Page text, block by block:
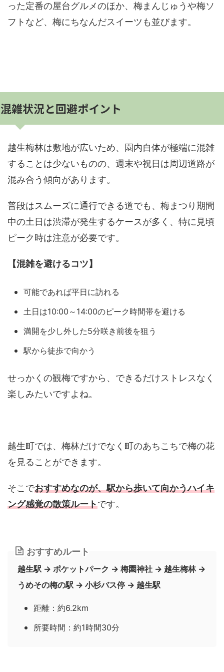
った定番の屋台グルメのほか、梅まんじゅうや梅ソ
フトなど、梅にちなんだスイーツも並びます。
混雑状況と回避ポイント
越生梅林は敷地が広いため、園内自体が極端に混雑
することは少ないものの、週末や祝日は周辺道路が
混み合う傾向があります。
普段はスムーズに通行できる道でも、梅まつり期間
中の土日は渋滞が発生するケースが多く、特に見頃
ピーク時は注意が必要です。
【混雑を避けるコツ】
可能であれば平日に訪れる
土日は10:00～14:00のピーク時間帯を避ける
満開を少し外した5分咲き前後を狙う
駅から徒歩で向かう
せっかくの観梅ですから、できるだけストレスなく
楽しみたいですよね。
越生町では、梅林だけでなく町のあちこちで梅の花
を見ることができます。
そこでおすすめなのが、駅から歩いて向かうハイキ
ング感覚の散策ルートです。
おすすめルート
越生駅 → ポケットパーク → 梅園神社 → 越生梅林 →
うめその梅の駅 → 小杉バス停 → 越生駅
距離：約6.2km
所要時間：約1時間30分